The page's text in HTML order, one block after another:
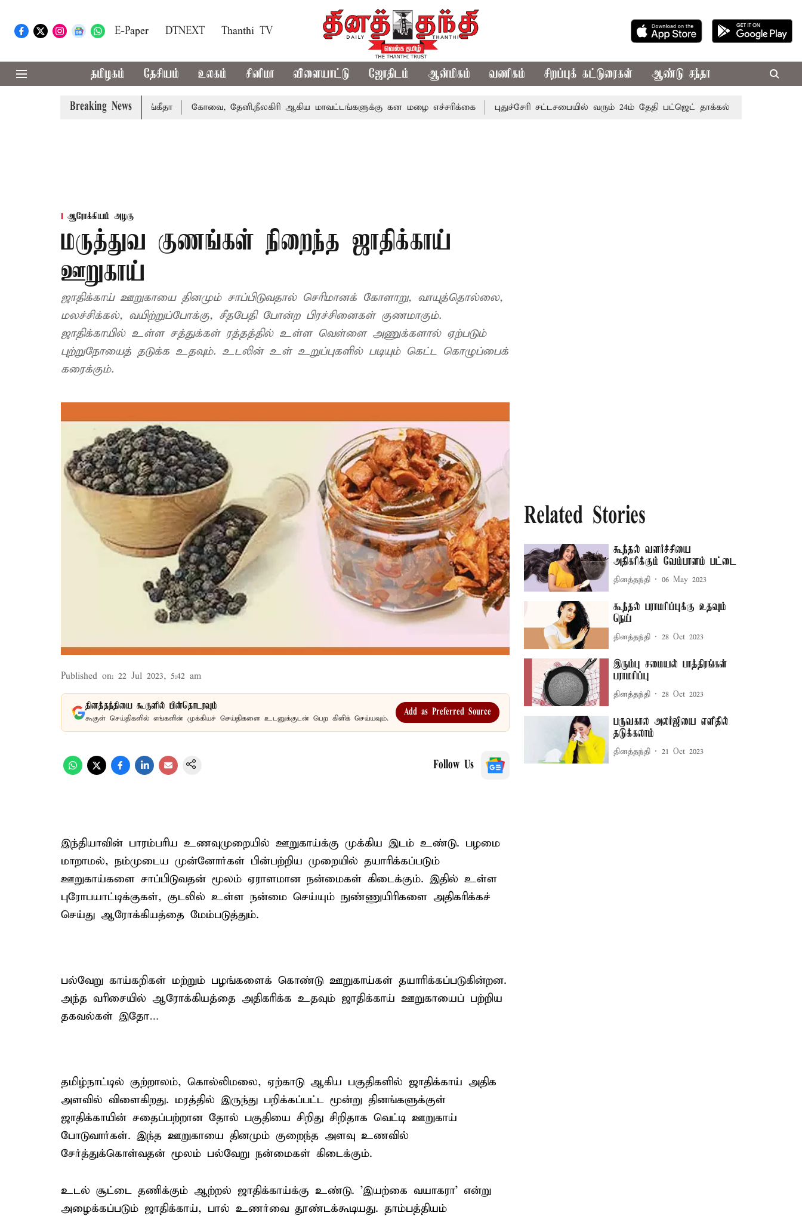
E-Paper DTNEXT Thanthi TV
தமிழகம் தேசியம் உலகம் சினிமா விளையாட்டு ஜோதிடம் ஆன்மிகம் வணிகம் சிறப்புக் கட்டுரைகள் ஆண்டு சந்தா
Breaking News
வழக்கை வாபஸ் பெற்றார் சங்கீதா கோவை, தேனி,நீலகிரி ஆகிய மாவட்டங்களுக்கு கன மழை எச்சரிக்கை புதுச்சேரி சட்டசபையில் வரும் 24ம் தேதி பட்ஜெட் தாக்கல் செய்கிறார் முதல்-
ஆரோக்கியம் அழகு
மருத்துவ குணங்கள் நிறைந்த ஜாதிக்காய்
ஊறுகாய்
ஜாதிக்காய் ஊறுகாயை தினமும் சாப்பிடுவதால் செரிமானக் கோளாறு, வாயுத்தொல்லை,
மலச்சிக்கல், வயிற்றுப்போக்கு, சீதபேதி போன்ற பிரச்சினைகள் குணமாகும்.
ஜாதிக்காயில் உள்ள சத்துக்கள் ரத்தத்தில் உள்ள வெள்ளை அணுக்களால் ஏற்படும்
புற்றுநோயைத் தடுக்க உதவும். உடலின் உள் உறுப்புகளில் படியும் கெட்ட கொழுப்பைக்
கரைக்கும்.
Published on: 22 Jul 2023, 5:42 am
தினத்தந்தியை கூகுளில் பின்தொடரவும்
கூகுள் செய்திகளில் எங்களின் முக்கியச் செய்திகளை உடனுக்குடன் பெற கிளிக் செய்யவும்.
Add as Preferred Source
Follow Us
இந்தியாவின் பாரம்பரிய உணவுமுறையில் ஊறுகாய்க்கு முக்கிய இடம் உண்டு. பழமை
மாறாமல், நம்முடைய முன்னோர்கள் பின்பற்றிய முறையில் தயாரிக்கப்படும்
ஊறுகாய்களை சாப்பிடுவதன் மூலம் ஏராளமான நன்மைகள் கிடைக்கும். இதில் உள்ள
புரோபயாட்டிக்குகள், குடலில் உள்ள நன்மை செய்யும் நுண்ணுயிரிகளை அதிகரிக்கச்
செய்து ஆரோக்கியத்தை மேம்படுத்தும்.
பல்வேறு காய்கறிகள் மற்றும் பழங்களைக் கொண்டு ஊறுகாய்கள் தயாரிக்கப்படுகின்றன.
அந்த வரிசையில் ஆரோக்கியத்தை அதிகரிக்க உதவும் ஜாதிக்காய் ஊறுகாயைப் பற்றிய
தகவல்கள் இதோ…
தமிழ்நாட்டில் குற்றாலம், கொல்லிமலை, ஏற்காடு ஆகிய பகுதிகளில் ஜாதிக்காய் அதிக
அளவில் விளைகிறது. மரத்தில் இருந்து பறிக்கப்பட்ட மூன்று தினங்களுக்குள்
ஜாதிக்காயின் சதைப்பற்றான தோல் பகுதியை சிறிது சிறிதாக வெட்டி ஊறுகாய்
போடுவார்கள். இந்த ஊறுகாயை தினமும் குறைந்த அளவு உணவில்
சேர்த்துக்கொள்வதன் மூலம் பல்வேறு நன்மைகள் கிடைக்கும்.
உடல் சூட்டை தணிக்கும் ஆற்றல் ஜாதிக்காய்க்கு உண்டு. 'இயற்கை வயாகரா' என்று
அழைக்கப்படும் ஜாதிக்காய், பால் உணர்வை தூண்டக்கூடியது. தாம்பத்தியம்
Related Stories
கூந்தல் வளர்ச்சியை
அதிகரிக்கும் வேம்பாளம் பட்டை
தினத்தந்தி 06 May 2023
கூந்தல் பராமரிப்புக்கு உதவும்
நெய்
தினத்தந்தி 28 Oct 2023
இரும்பு சமையல் பாத்திரங்கள்
பராமரிப்பு
தினத்தந்தி 28 Oct 2023
பருவகால அலர்ஜியை எளிதில்
தடுக்கலாம்
தினத்தந்தி 21 Oct 2023